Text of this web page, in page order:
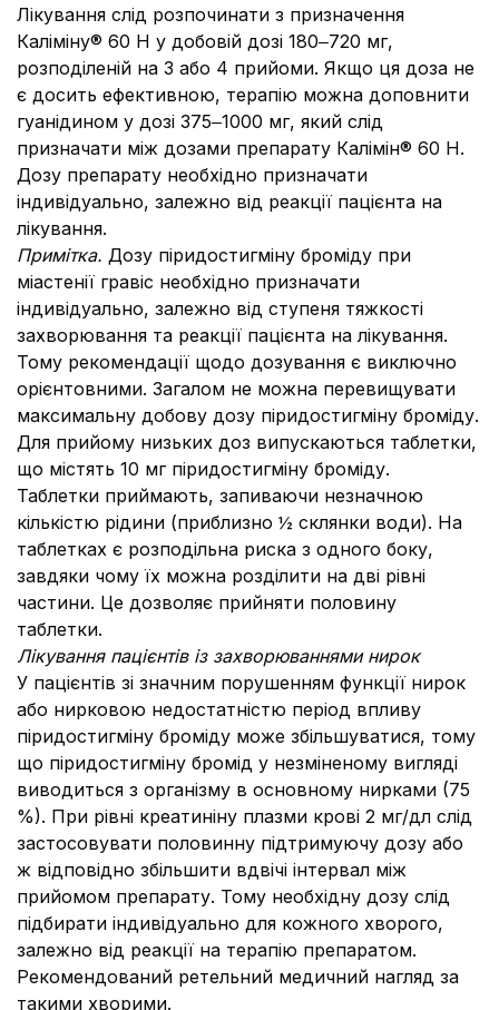
Лікування слід розпочинати з призначення
Каліміну® 60 Н у добовій дозі 180‒720 мг,
розподіленій на 3 або 4 прийоми. Якщо ця доза не
є досить ефективною, терапію можна доповнити
гуанідином у дозі 375‒1000 мг, який слід
призначати між дозами препарату Калімін® 60 Н.
Дозу препарату необхідно призначати
індивідуально, залежно від реакції пацієнта на
лікування.
Примітка. Дозу піридостигміну броміду при
міастенії гравіс необхідно призначати
індивідуально, залежно від ступеня тяжкості
захворювання та реакції пацієнта на лікування.
Тому рекомендації щодо дозування є виключно
орієнтовними. Загалом не можна перевищувати
максимальну добову дозу піридостигміну броміду.
Для прийому низьких доз випускаються таблетки,
що містять 10 мг піридостигміну броміду.
Таблетки приймають, запиваючи незначною
кількістю рідини (приблизно ½ склянки води). На
таблетках є розподільна риска з одного боку,
завдяки чому їх можна розділити на дві рівні
частини. Це дозволяє прийняти половину
таблетки.
Лiкування пацієнтів iз захворюваннями нирок
У пацієнтів зі значним порушенням функції нирок
або нирковою недостатністю період впливу
піридостигміну броміду може збільшуватися, тому
що пiридостигмiну бромiд у незмiненому виглядi
виводиться з органiзму в основному нирками (75
%). При рівні креатиніну плазми крові 2 мг/дл слід
застосовувати половинну підтримуючу дозу або
ж відповідно збільшити вдвічі інтервал між
прийомом препарату. Тому необхiдну дозу слід
пiдбирати iндивiдуально для кожного хворого,
залежно вiд реакції на терапію препаратом.
Рекомендований ретельний медичний нагляд за
такими хворими.